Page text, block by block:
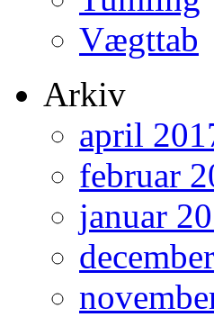
Vægttab
Arkiv
april
februar
januar